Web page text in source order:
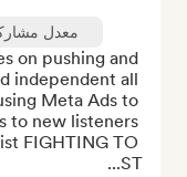
معدل
on pushing and
independent all
Meta Ads to
to new listeners
FIGHTING TO
ST...